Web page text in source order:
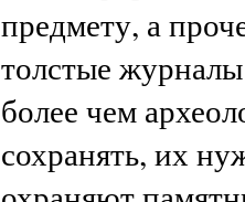
предмету, а
толстые
более чем
сохранять, их